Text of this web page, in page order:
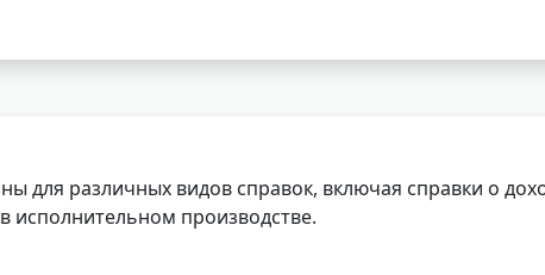
для различных видов справок, включая справки о
исполнительном производстве.